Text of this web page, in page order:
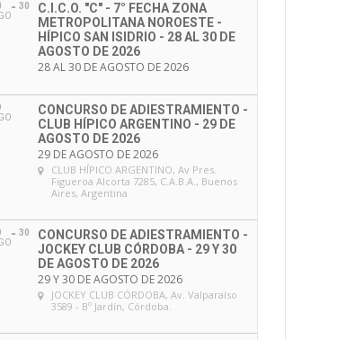
30
C.I.C.O. "C" - 7° FECHA ZONA
METROPOLITANA NOROESTE -
HÍPICO SAN ISIDRIO - 28 AL 30 DE
AGOSTO DE 2026
28 AL 30 DE AGOSTO DE 2026
CONCURSO DE ADIESTRAMIENTO -
CLUB HÍPICO ARGENTINO - 29 DE
AGOSTO DE 2026
29 DE AGOSTO DE 2026
CLUB HÍPICO ARGENTINO, Av Pres.
Figueroa Alcorta 7285, C.A.B.A., Buenos
Aires, Argentina
30
CONCURSO DE ADIESTRAMIENTO -
JOCKEY CLUB CÓRDOBA - 29 Y 30
DE AGOSTO DE 2026
29 Y 30 DE AGOSTO DE 2026
JOCKEY CLUB CÓRDOBA, Av. Valparaíso
3589 - Bº Jardín, Córdoba.